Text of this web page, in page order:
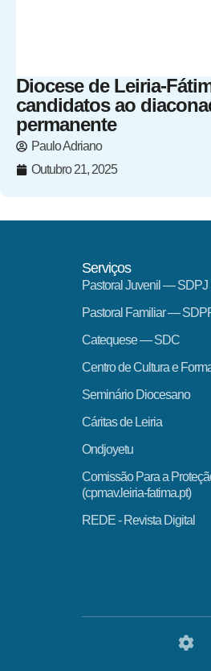
Diocese de Leiria-
candidatos ao
permanente
Paulo Adriano
Outubro 21, 2025
Serviços
Pastoral Juvenil — SDPJ
Pastoral Familiar —
Catequese — SDC
Centro de Cultura e
Seminário Diocesano
Cáritas de Leiria
Ondjoyetu
Comissão Para a
(cpmav.leiria-fatima.pt)
REDE - Revista Digital